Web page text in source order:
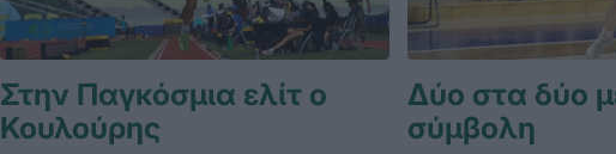
Στην Παγκόσμια ελίτ ο
Κουλούρης
Δύο στα δύο
σύμβολη